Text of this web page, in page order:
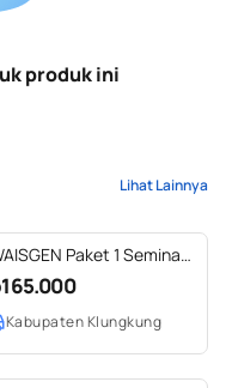
produk ini
Lihat Lainnya
Paket 1 Seminar
Buku Pulpen Murah
Bali
Kabupaten Klungkung